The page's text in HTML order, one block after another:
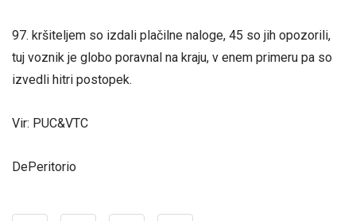
97. kršiteljem so izdali plačilne naloge, 45 so jih opozorili,
tuj voznik je globo poravnal na kraju, v enem primeru pa so
izvedli hitri postopek.
Vir: PUC&VTC
DePeritorio